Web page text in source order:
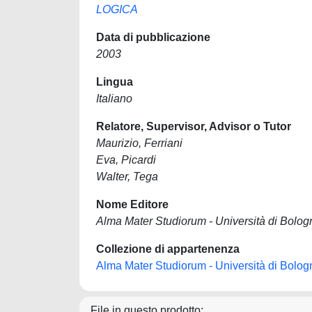
LOGICA
Data di pubblicazione
2003
Lingua
Italiano
Relatore, Supervisor, Advisor o Tutor
Maurizio, Ferriani
Eva, Picardi
Walter, Tega
Nome Editore
Alma Mater Studiorum - Università di
Collezione di appartenenza
Alma Mater Studiorum - Università di